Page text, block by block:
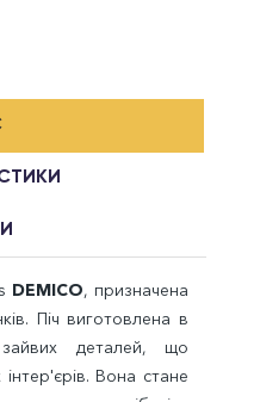
DEMICO, призначена
Піч виготовлена в
деталей, що
Вона стане